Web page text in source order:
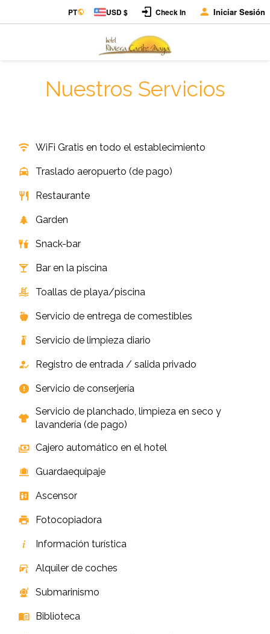
PT USD $ Check In Iniciar Sesión
Nuestros Servicios
WiFi Gratis en todo el establecimiento
Traslado aeropuerto (de pago)
Restaurante
Garden
Snack-bar
Bar en la piscina
Toallas de playa/piscina
Servicio de entrega de comestibles
Servicio de limpieza diario
Registro de entrada / salida privado
Servicio de conserjería
Servicio de planchado, limpieza en seco y
lavandería (de pago)
Cajero automático en el hotel
Guardaequipaje
Ascensor
Fotocopiadora
Información turística
Alquiler de coches
Submarinismo
Biblioteca